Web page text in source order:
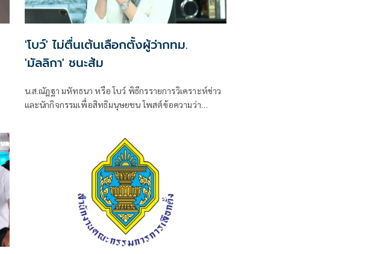
'โบว์' ไม่ตื่นเต้นเลือกตั้งผู้ว่ากทม.
'มัลลิกา' ชนะส้ม
น.ส.ณัฏฐา มหัทธนา หรือ โบว์ พิธีกรรายการวิเคราะห์ข่าว
และนักกิจกรรมเพื่อสิทธิมนุษยชน โพสต์ข้อความว่า